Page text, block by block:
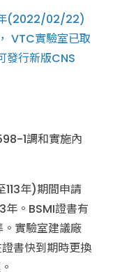
年(2022/02/22)
VTC實驗室已取
發行新版CNS
1調和實施內
年)期間申請
年。BSMI證書有
實驗室建議廠
書快到期時更換